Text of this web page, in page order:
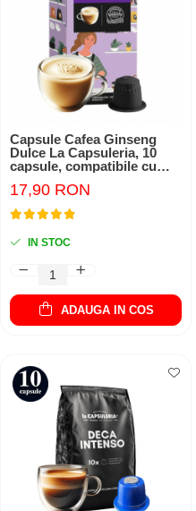
Capsule Cafea Ginseng
Dulce La Capsuleria, 10
capsule, compatibile cu
17,90 RON
IN STOC
ADAUGA IN COS